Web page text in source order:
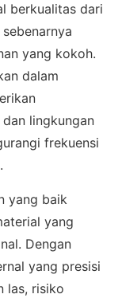
berkualitas dari
yang kokoh.
dalam
lingkungan
frekuensi
yang baik
yang
Dengan
yang presisi
las, risiko
CHAT
CHAT